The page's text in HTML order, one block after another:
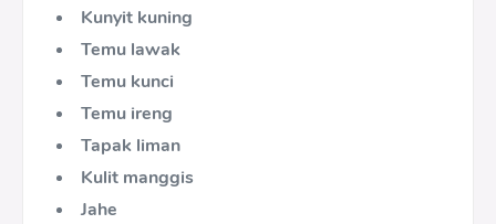
Kunyit kuning
Temu lawak
Temu kunci
Temu ireng
Tapak liman
Kulit manggis
Jahe